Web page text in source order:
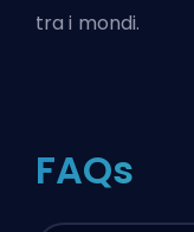
tra i mondi.
FAQs